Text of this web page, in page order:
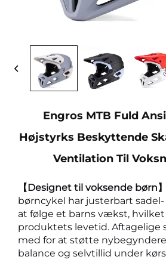
Engros MTB Fuld
Højstyrks Beskyttende
Ventilation Til
【Designet til voksende børn】
børncykel har justerbart
at følge et barns vækst,
produktets levetid. Aftagelige
med for at støtte
balance og selvtillid under